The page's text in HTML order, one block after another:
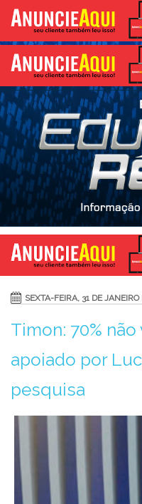
SEXTA-FEIRA, 31 DE
Timon: 70%
apoiado por
pesquisa